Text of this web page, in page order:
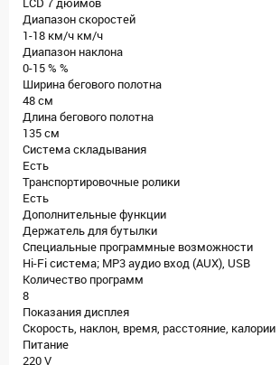
LCD 7 дюймов
Диапазон скоростей
1-18 км/ч км/ч
Диапазон наклона
0-15 % %
Ширина бегового полотна
48 см
Длина бегового полотна
135 см
Система складывания
Есть
Транспортировочные ролики
Есть
Дополнительные функции
Держатель для бутылки
Специальные программные возможности
Hi-Fi система; MP3 аудио вход (AUX), USB
Количество программ
8
Показания дисплея
Скорость, наклон, время, расстояние, калории
Питание
220 V